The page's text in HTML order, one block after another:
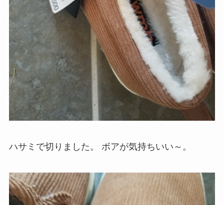
ハサミで切りました。 ボアが気持ちいい～。